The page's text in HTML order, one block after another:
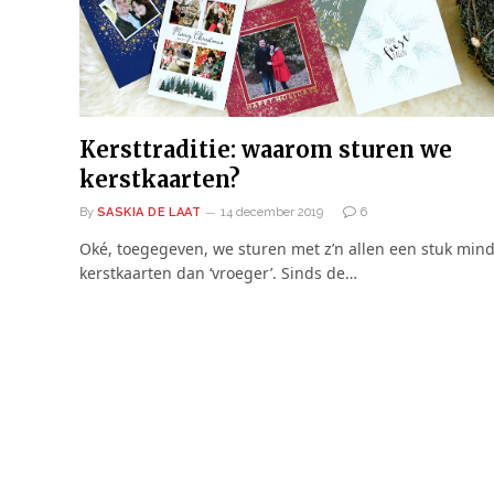
Kersttraditie: waarom sturen we
kerstkaarten?
By SASKIA DE LAAT 14 december 2019 6
Oké, toegegeven, we sturen met z’n allen een stuk
kerstkaarten dan ‘vroeger’. Sinds de…